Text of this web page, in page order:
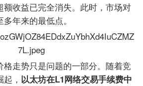
额收益已完全消失。此时，市场对
年来的最低点。
格走势只是问题的一部分。随着竞
， 以太坊在L1网络交易手续费中